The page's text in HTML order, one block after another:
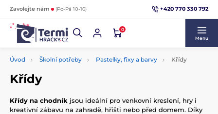
Zavolejte nám (Po-Pá 10-16) +420 770 330 792
0
Menu
Úvod Školní potřeby Pastelky, fixy a barvy Křídy
Křídy
Křídy na chodník jsou ideální pro venkovní kreslení, hry i
kreativní zábavu na zahradě, hřišti nebo před domem. Díky